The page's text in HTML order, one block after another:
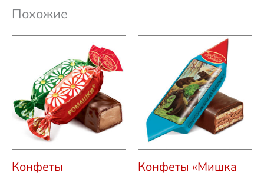
Похожие
Конфеты
Конфеты «Мишка